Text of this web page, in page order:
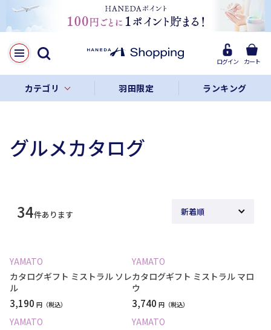
ログイン カート
カテゴリ 羽田限定 ランキング
グルメカタログ
34件あります
YAMATO
カタログギフト ミストラル ソレ
ル
3,190 円
YAMATO
カタログギフト ミストラル マロ
ウ
3,740 円
YAMATO
YAMATO